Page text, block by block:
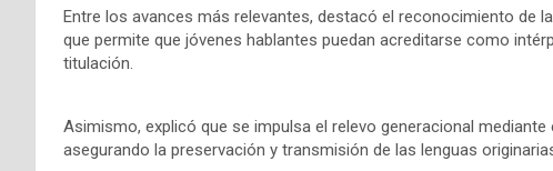
Entre los avances más relevantes, destacó el reconocimiento de
que permite que jóvenes hablantes puedan acreditarse como
titulación.
Asimismo, explicó que se impulsa el relevo generacional
asegurando la preservación y transmisión de las lenguas